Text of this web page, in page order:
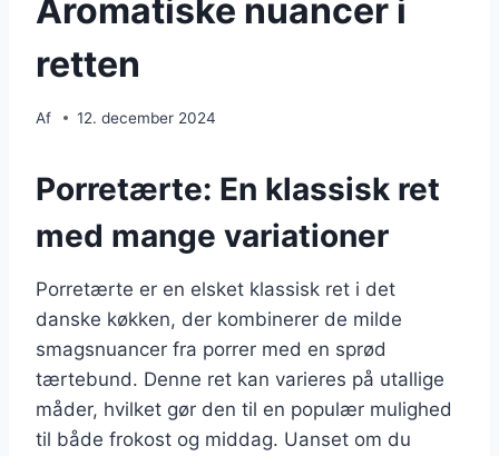
Aromatiske nuancer i
retten
Af 12. december 2024
Porretærte: En klassisk ret
med mange variationer
Porretærte er en elsket klassisk ret i det
danske køkken, der kombinerer de milde
smagsnuancer fra porrer med en sprød
tærtebund. Denne ret kan varieres på utallige
måder, hvilket gør den til en populær mulighed
til både frokost og middag. Uanset om du